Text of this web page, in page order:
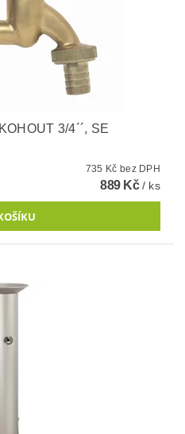
3/4´´, SE
735 Kč bez DPH
889 Kč/ ks